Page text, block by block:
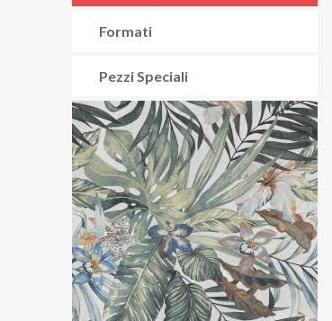
Formati
Pezzi Speciali